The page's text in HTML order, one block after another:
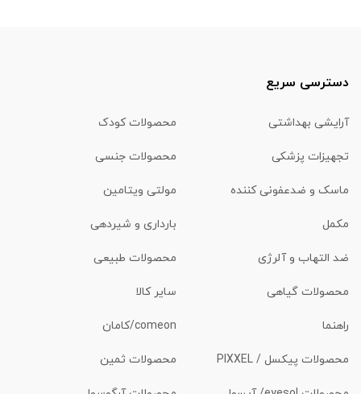
دسترسی سریع
آرایشی بهداشتی محصولات کودک
تجهیزات پزشکی محصولات جنسی
ماسک و ضدعفونی کننده مولتی ویتامین
مکمل بارداری و شیردهی
ضد التهاب و آلرژی محصولات طبیعی
محصولات گیاهی سایر کالا
راهنما comeon/کامان
محصولات پیکسل / PIXXEL محصولات ثمین